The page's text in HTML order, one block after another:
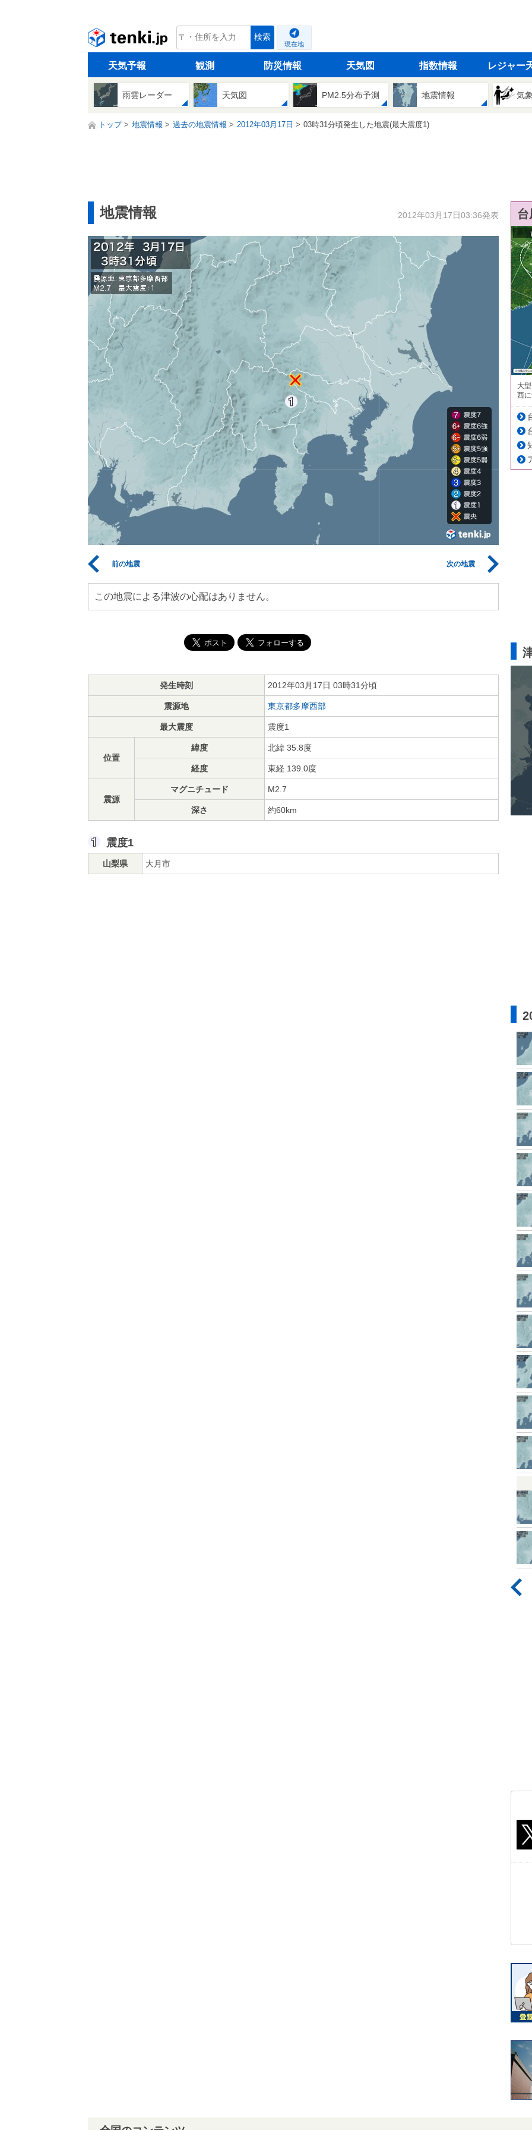
tenki.jp 検索
現在地
天気予報 観測 防災情報 天気図 指数情報 レジャー
雨雲レーダー 天気図 PM2.5分布予測 地震情報 気
トップ 地震情報 過去の地震情報 2012年03月17日 03時31分頃発生した地震(最大震度1)
地震情報 2012年03月17日03:36発表
前の地震 次の地震
この地震による津波の心配はありません。
発生時刻 2012年03月17日 03時31分頃
震源地 東京都多摩西部
最大震度 震度1
位置
緯度 北緯 35.8度
経度 東経 139.0度
震源
マグニチュード M2.7
深さ 約60km
震度1
山梨県 大月市
大
西